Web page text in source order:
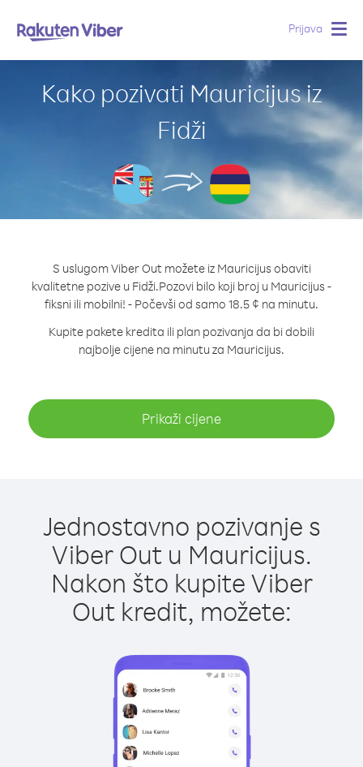
Prijava
Kako pozivati Mauricijus iz
Fidži
S uslugom Viber Out možete iz Mauricijus obaviti
kvalitetne pozive u Fidži.Pozovi bilo koji broj u Mauricijus -
fiksni ili mobilni! - Počevši od samo 18.5 ¢ na minutu.
Kupite pakete kredita ili plan pozivanja da bi dobili
najbolje cijene na minutu za Mauricijus.
Prikaži cijene
Jednostavno pozivanje s
Viber Out u Mauricijus.
Nakon što kupite Viber
Out kredit, možete: